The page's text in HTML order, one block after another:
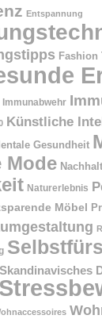
Entspannung
Fashion
Immunabwehr
Künstliche
Gesundheit
Mode
Naturerlebnis
Möbel
Skandinavisches